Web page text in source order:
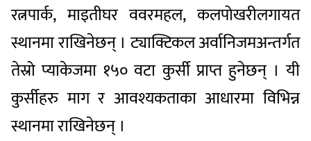
रत्नपार्क, माइतीघर ववरमहल, कलपोखरीलगायत
स्थानमा राखिनेछन् । ट्याक्टिकल अर्वानिजमअन्तर्गत
तेस्रो प्याकेजमा १५० वटा कुर्सी प्राप्त हुनेछन् । यी
कुर्सीहरु माग र आवश्यकताका आधारमा विभिन्न
स्थानमा राखिनेछन् ।